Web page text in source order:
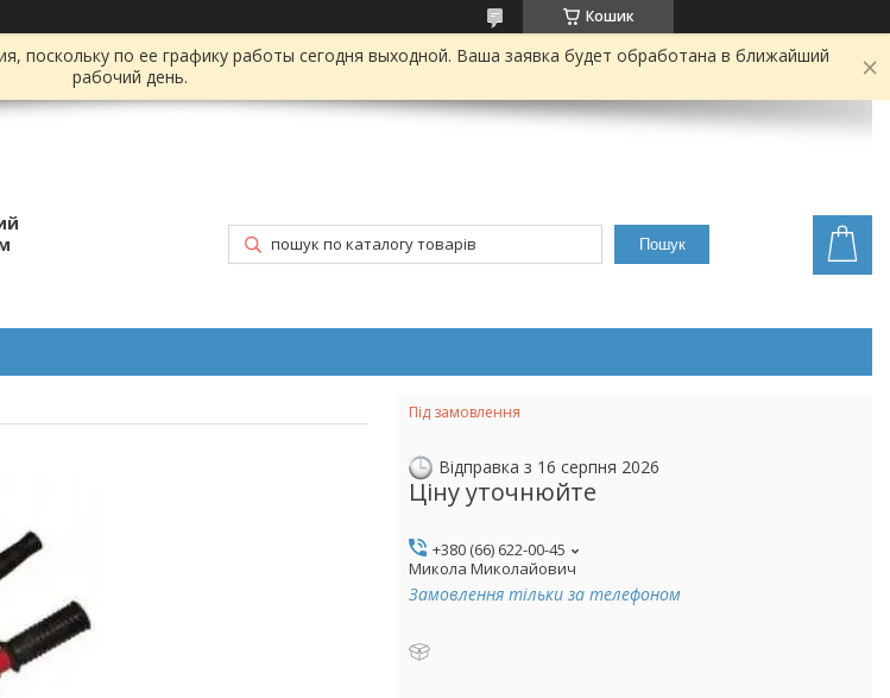
Кошик
поскольку по ее графику работы сегодня выходной. Ваша заявка будет обработана в ближайший
рабочий день.
Пошук
Під замовлення
Відправка з 16 серпня 2026
Ціну уточнюйте
+380 (66) 622-00-45
Микола Миколайович
Замовлення тільки за телефоном